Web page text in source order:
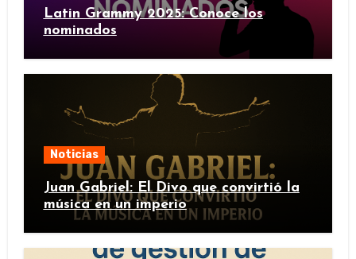
Latin Grammy 2025: Conoce los
nominados
Noticias
Juan Gabriel: El Divo que convirtió la
música en un imperio